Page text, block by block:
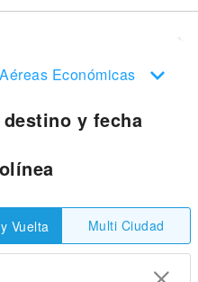
Económicas
y fecha
Vuelta Multi Ciudad